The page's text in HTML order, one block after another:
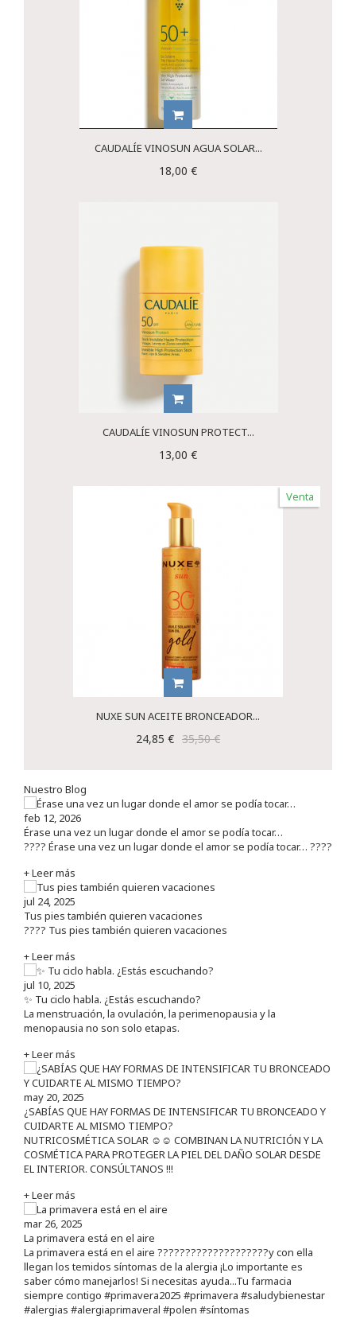
CAUDALÍE VINOSUN AGUA SOLAR...
18,00 €
CAUDALÍE VINOSUN PROTECT...
13,00 €
Venta
NUXE SUN ACEITE BRONCEADOR...
24,85 € 35,50 €
Nuestro Blog
feb 12, 2026
Érase una vez un lugar donde el amor se podía tocar…
???? Érase una vez un lugar donde el amor se podía tocar… ????
+ Leer más
jul 24, 2025
Tus pies también quieren vacaciones
???? Tus pies también quieren vacaciones
+ Leer más
jul 10, 2025
✨ Tu ciclo habla. ¿Estás escuchando?
La menstruación, la ovulación, la perimenopausia y la
menopausia no son solo etapas.
+ Leer más
may 20, 2025
¿SABÍAS QUE HAY FORMAS DE INTENSIFICAR TU BRONCEADO Y
CUIDARTE AL MISMO TIEMPO?
NUTRICOSMÉTICA SOLAR ☺️☺️ COMBINAN LA NUTRICIÓN Y LA
COSMÉTICA PARA PROTEGER LA PIEL DEL DAÑO SOLAR DESDE
EL INTERIOR. CONSÚLTANOS !!!
+ Leer más
mar 26, 2025
La primavera está en el aire
La primavera está en el aire ????????????????????y con ella
llegan los temidos síntomas de la alergia ¡Lo importante es
saber cómo manejarlos! Si necesitas ayuda...Tu farmacia
siempre contigo #primavera2025 #primavera #saludybienestar
#alergias #alergiaprimaveral #polen #síntomas